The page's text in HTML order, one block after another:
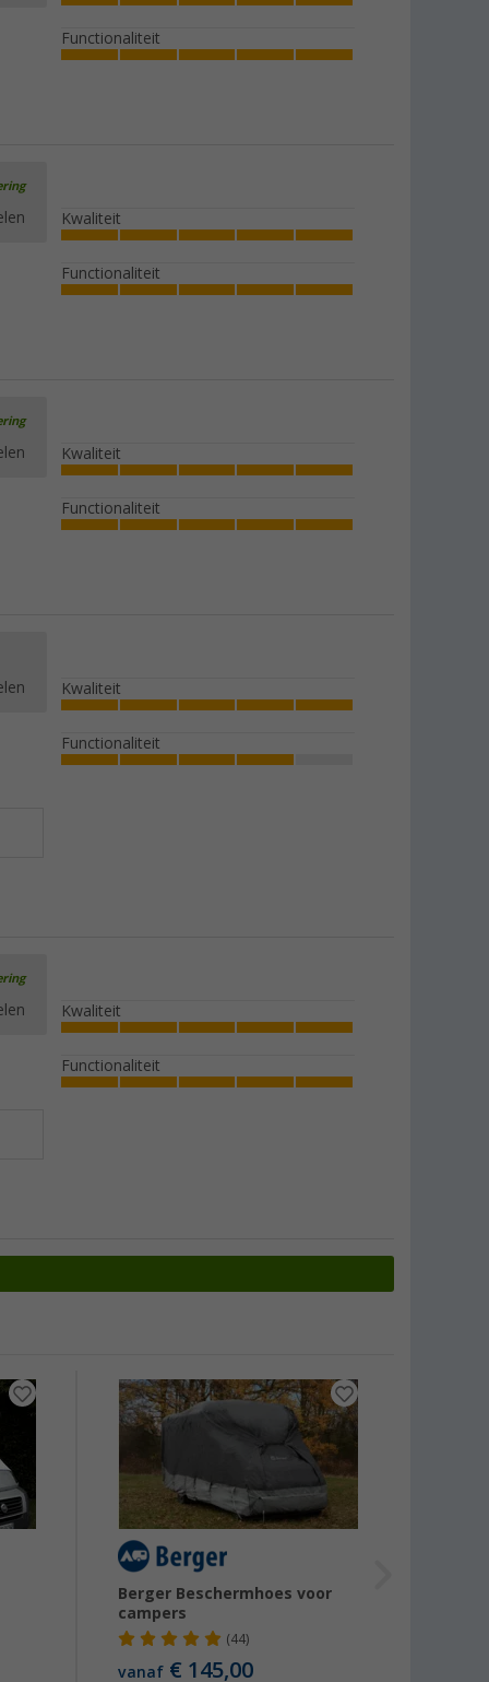
Functionaliteit
Kwaliteit
Functionaliteit
Kwaliteit
Functionaliteit
Kwaliteit
Functionaliteit
Kwaliteit
Functionaliteit
Berger Beschermhoes voor
campers
(44)
vanaf€ 145,00